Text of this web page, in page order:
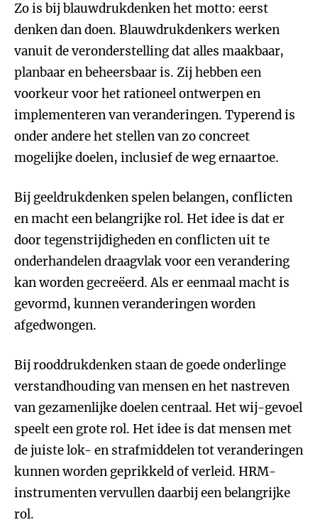
Zo is bij blauwdrukdenken het motto: eerst
denken dan doen. Blauwdrukdenkers werken
vanuit de veronderstelling dat alles maakbaar,
planbaar en beheersbaar is. Zij hebben een
voorkeur voor het rationeel ontwerpen en
implementeren van veranderingen. Typerend is
onder andere het stellen van zo concreet
mogelijke doelen, inclusief de weg ernaartoe.
Bij geeldrukdenken spelen belangen, conflicten
en macht een belangrijke rol. Het idee is dat er
door tegenstrijdigheden en conflicten uit te
onderhandelen draagvlak voor een verandering
kan worden gecreëerd. Als er eenmaal macht is
gevormd, kunnen veranderingen worden
afgedwongen.
Bij rooddrukdenken staan de goede onderlinge
verstandhouding van mensen en het nastreven
van gezamenlijke doelen centraal. Het wij-gevoel
speelt een grote rol. Het idee is dat mensen met
de juiste lok- en strafmiddelen tot veranderingen
kunnen worden geprikkeld of verleid. HRM-
instrumenten vervullen daarbij een belangrijke
rol.